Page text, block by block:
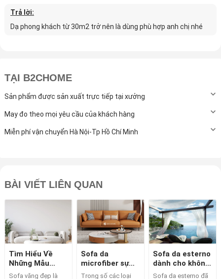
Trả lời:
Dạ phong khách từ 30m2 trở nên là dùng phù hợp anh chị nhé
TẠI B2CHOME
Sản phẩm được sản xuất trực tiếp tại xưởng
May đo theo mọi yêu cầu của khách hàng
Miễn phí vận chuyển Hà Nội-Tp Hồ Chí Minh
BÀI VIẾT LIÊN QUAN
Tìm Hiểu Về
Những Mẫu
Sofa Văng Đẹp
Sofa văng đẹp là
Sofa da
microfiber sự
lựa chọn tốt
Trong số các loại
Sofa da esterno
dành cho không
gian ngoài trời.
Sofa da esterno đã